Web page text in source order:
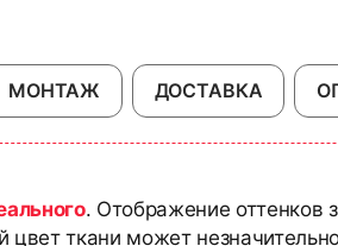
МОНТАЖ ДОСТАВКА
. Отображение оттенков
ткани может